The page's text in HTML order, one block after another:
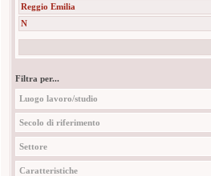
Reggio Emilia
N
Filtra per...
Luogo lavoro/studio
Secolo di riferimento
Settore
Caratteristiche